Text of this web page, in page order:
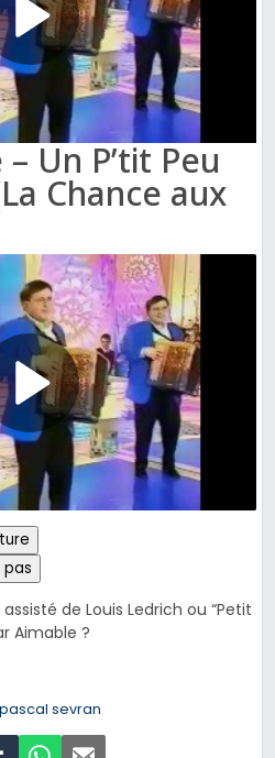
Un P’tit Peu
Chance aux
pas
de Louis Ledrich ou “Petit
Aimable ?
sevran